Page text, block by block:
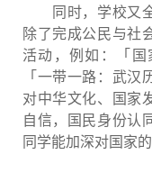
同时，学校又全
除了完成公民与社
活动，例如：「
「一带一路：武
对中华文化、国家
自信，国民身份认
同学能加深对国家的